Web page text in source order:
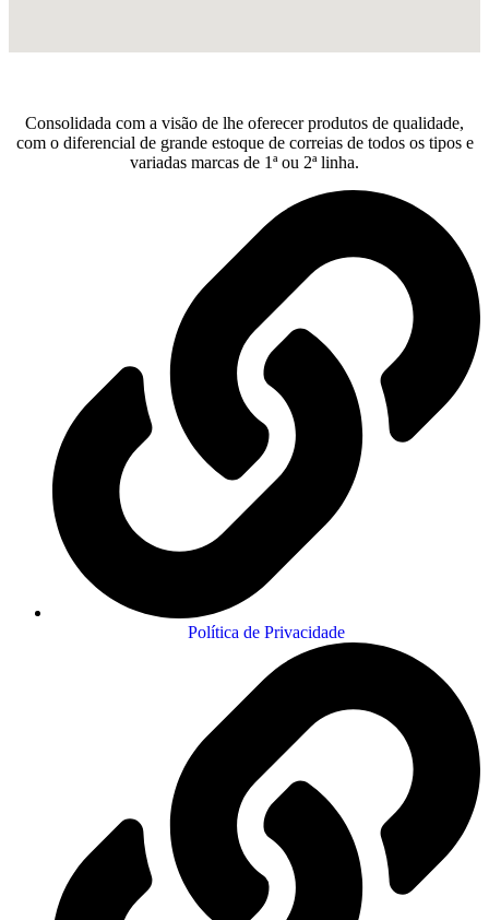
Consolidada com a visão de lhe oferecer produtos de qualidade,
com o diferencial de grande estoque de correias de todos os tipos e
variadas marcas de 1ª ou 2ª linha.
Política de Privacidade